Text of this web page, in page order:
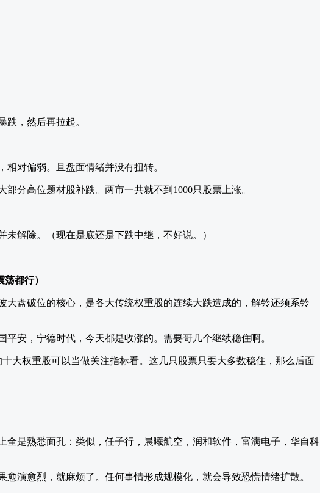
跌，然后再拉起。
对偏弱。且盘面情绪并没有扭转。
分高位题材股补跌。两市一共就不到1000只股票上涨。
解除。（现在是底还是下跌中继，不好说。）
都行）
大盘破位的核心，是各大传统权重股的连续大跌造成的，解铃还须系铃
安，宁德时代，今天都是收涨的。需要哥几个继续稳住啊。
大权重股可以当做关注指标看。这几只股票只要大多数稳住，那么后面
全是熟悉面孔：类似，任子行，晨曦航空，润和软件，富满电子，华自科
演愈烈，就麻烦了。任何事情形成规模化，就会导致恐慌情绪扩散。